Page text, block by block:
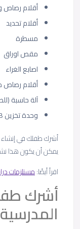
أقلام رصاص
أقلام تحديد
مسطرة
مقص اوراق
اصابع الغراء
أقلام رصاص
آلة حاسبة
وحدة تخزين USB (للطلاب الأكبر سنًا)
أشرك طفلك في إنشاء
يمكن أن يكون هذا
اقرأ أيضًا:مستلزمات
أشرك
المدرسية